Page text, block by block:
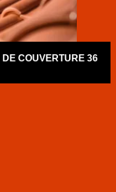
COUVERTURE 36